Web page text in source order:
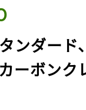
ンダード
ーボンク